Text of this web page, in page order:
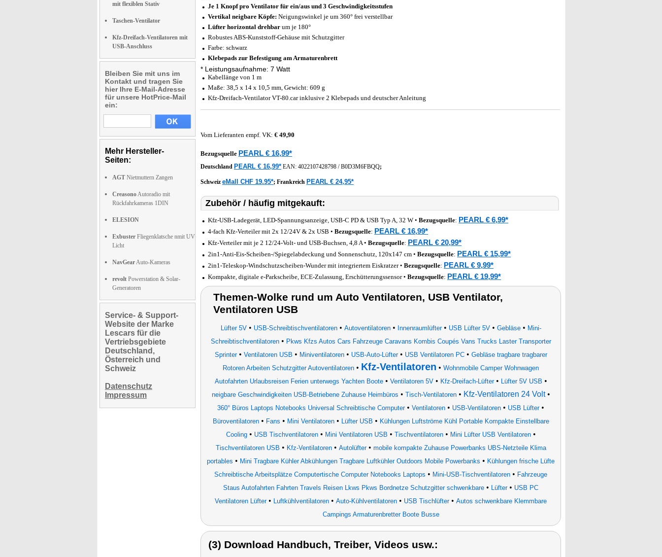
mit flexiblen Stativ
Taschen-Ventilator
Kfz-Dreifach-Ventilatoren mit
USB-Anschluss
Bleiben Sie mit uns im
Kontakt und tragen Sie
hier Ihre E-Mail-Adresse
für unsere HotPrice-Mail
ein:
Mehr Hersteller-
Seiten:
AGT Nietmuttern Zangen
CreasonoAutoradio mit
Rückfahrkameras 1DIN
ELESION
Exbuster Fliegenklatsche nmit UV
Licht
NavGearAuto-Kameras
revolt Powerstation & Solar-
Generatoren
Service- & Support-
Website der Marke
Lescars für die
Vertriebsgebiete
Deutschland,
Österreich und
Schweiz
Datenschutz
Impressum
Je 1 Knopf pro Ventilator für ein/aus und 3 Geschwindigkeitsstufen
Vertikal neigbare Köpfe: Neigungswinkel je um 360° frei verstellbar
Lüfter horizontal drehbar um je 180°
Robustes ABS-Kunststoff-Gehäuse mit Schutzgitter
Farbe: schwarz
Klebepads zur Befestigung am Armaturenbrett
* Leistungsaufnahme: 7 Watt
Kabellänge von 1 m
Maße: 38,5 x 14 x 10,5 mm, Gewicht: 609 g
Kfz-Dreifach-Ventilator VT-80.car inklusive 2 Klebepads und deutscher Anleitung
Vom Lieferanten empf. VK: € 49,90
Bezugsquelle PEARL € 16,99*
Deutschland PEARL € 16,99* EAN: 4022107428798 /B0D3M6FBQQ;
Schweiz eMall CHF 19.95*; Frankreich PEARL € 24,95*
Zubehör / häufig mitgekauft:
Kfz-USB-Ladegerät, LED-Spannungsanzeige, USB-C PD & USB Typ A, 32 W • Bezugsquelle: PEARL € 6,99*
4-fach Kfz-Verteiler mit 2x 12/24V & 2x USB • Bezugsquelle: PEARL € 16,99*
Kfz-Verteiler mit je 2 12/24-Volt- und USB-Buchsen, 4,8 A • Bezugsquelle: PEARL € 20,99*
2in1-Anti-Eis-Scheiben-/Spiegelabdeckung und Sonnenschutz, 120x147 cm • Bezugsquelle: PEARL € 15,99*
2in1-Teleskop-Windschutzscheiben-Wunder mit integriertem Eiskratzer • Bezugsquelle: PEARL € 9,99*
Kompakte, digitale e-Parkscheibe, ECE-Zulassung, Erschütterungssensor • Bezugsquelle: PEARL € 19,99*
Themen-Wolke rund um Auto Ventilatoren, USB Ventilator,
Ventilatoren USB
Lüfter 5V• USB-Schreibtischventilatoren• Autoventilatoren• Innenraumlüfter• USB Lüfter 5V• Gebläse• Mini-
Schreibtischventilatoren• Pkws Kfzs Autos Cars Fahrzeuge Caravans Kombis Coupés Vans Trucks Laster Transporter
Sprinter• Ventilatoren USB • Miniventilatoren• USB-Auto-Lüfter• USB Ventilatoren PC• Gebläse tragbare tragbarer
Rotoren Arbeiten Schutzgitter Autoventilatoren • Kfz-Ventilatoren • Wohnmobile Camper Wohnwagen
Autofahrten Urlaubsreisen Ferien unterwegs Yachten Boote• Ventilatoren 5V• Kfz-Dreifach-Lüfter• Lüfter 5V USB •
neigbare Geschwindigkeiten USB-Betriebene Zuhause Heimbüros • Tisch-Ventilatoren• Kfz-Ventilatoren 24 Volt•
360° Büros Laptops Notebooks Universal Schreibtische Computer• Ventilatoren • USB-Ventilatoren • USB Lüfter•
Büroventilatoren• Fans • Mini Ventilatoren• Lüfter USB • Kühlungen Luftströme Kühl Portable Kompakte Einstellbare
Cooling• USB Tischventilatoren• Mini Ventilatoren USB • Tischventilatoren• Mini Lüfter USB Ventilatoren•
Tischventilatoren USB • Kfz-Ventilatoren• Autolüfter• mobile kompakte Zuhause Powerbanks UBS-Netzteile Klima
portables • Mini Tragbare Kühler Abkühlungen Tragbare Luftkühler Outdoors Mobile Powerbanks • Kühlungen frische Lüfte
Schreibtische Arbeitsplätze Computertische Computer Notebooks Laptops • Mini-USB-Tischventilatoren • Fahrzeuge
Staus Autofahrten Fahrten Travels Reisen Lkws Pkws Bordnetze Schutzgitter schwenkbare • Lüfter• USB PC
Ventilatoren Lüfter• Luftkühlventilatoren • Auto-Kühlventilatoren • USB Tischlüfter• Autos schwenkbare Klemmbare
Campings Armaturenbretter Boote Busse
(3) Download Handbuch, Treiber, Videos usw.: